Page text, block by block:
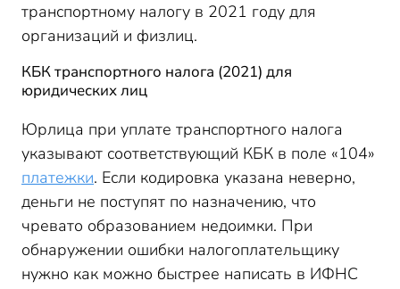
транспортному налогу в 2021 году для
организаций и физлиц.
КБК транспортного налога (2021) для
юридических лиц
Юрлица при уплате транспортного налога
указывают соответствующий КБК в поле «104»
платежки. Если кодировка указана неверно,
деньги не поступят по назначению, что
чревато образованием недоимки. При
обнаружении ошибки налогоплательщику
нужно как можно быстрее написать в ИФНС